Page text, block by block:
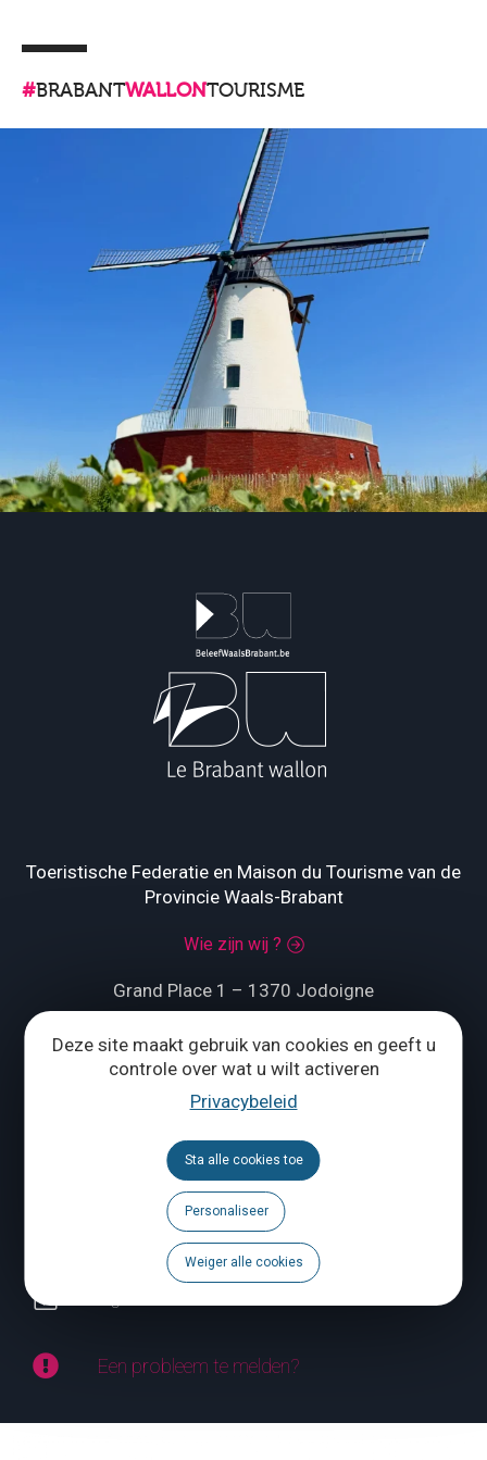
Deze site maakt gebruik van cookies en geeft u
controle over wat u wilt activeren
Privacybeleid
Sta alle cookies toe
Personaliseer
Weiger alle cookies
#BRABANTWALLONTOURISME
Toeristische Federatie en Maison du Tourisme van de
Provincie Waals-Brabant
Wie zijn wij ?
Grand Place 1 – 1370 Jodoigne
Tél.+32 (0) 10 56 09 70
Volg ons
Brochures
Een probleem te melden?